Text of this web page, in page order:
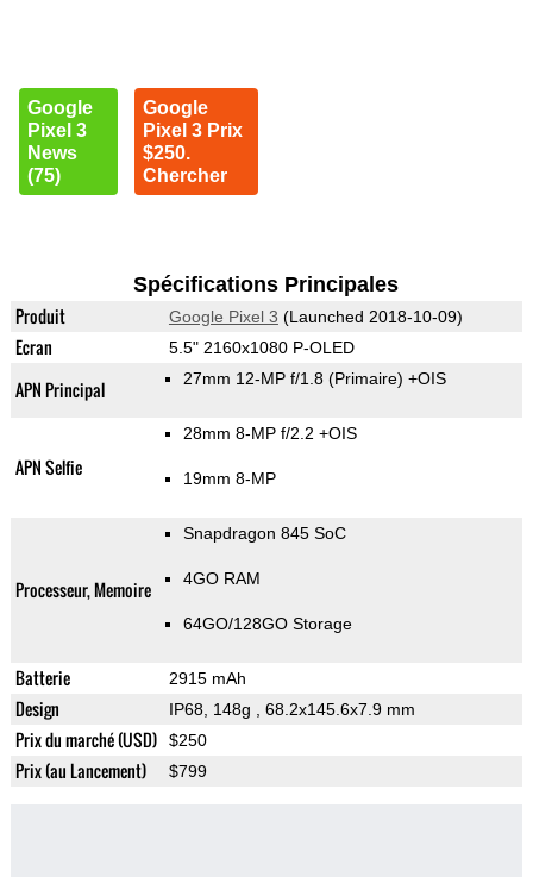
Google
Pixel 3
News
(75)
Google
Pixel 3 Prix
$250.
Chercher
Spécifications Principales
Produit Google Pixel 3 (Launched 2018-10-09)
Ecran 5.5" 2160x1080 P-OLED
APN Principal 27mm 12-MP f/1.8 (Primaire) +OIS
APN Selfie
28mm 8-MP f/2.2 +OIS
19mm 8-MP
Processeur, Memoire
Snapdragon 845 SoC
4GO RAM
64GO/128GO Storage
Batterie 2915 mAh
Design IP68, 148g , 68.2x145.6x7.9 mm
Prix du marché (USD) $250
Prix (au Lancement) $799